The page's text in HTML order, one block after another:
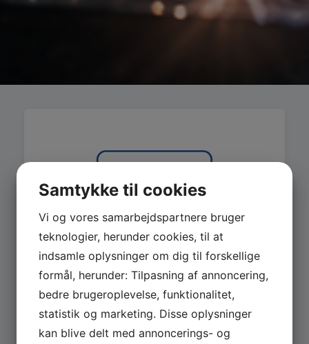
MASKINER
Se hele udvalget af Güde og Rotwerk maskiner
Samtykke til cookies
Vi og vores samarbejdspartnere bruger
teknologier, herunder cookies, til at
indsamle oplysninger om dig til forskellige
formål, herunder: Tilpasning af annoncering,
bedre brugeroplevelse, funktionalitet,
statistik og marketing. Disse oplysninger
kan blive delt med annoncerings- og